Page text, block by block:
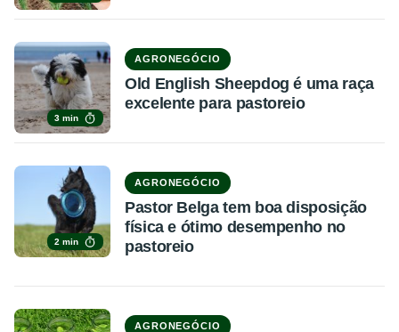
3 min
AGRONEGÓCIO
Old English Sheepdog é uma raça
excelente para pastoreio
2 min
AGRONEGÓCIO
Pastor Belga tem boa disposição
física e ótimo desempenho no
pastoreio
AGRONEGÓCIO